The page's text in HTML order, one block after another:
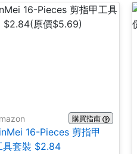
購買指南
16-Pieces 剪指甲
具套裝 $2.84